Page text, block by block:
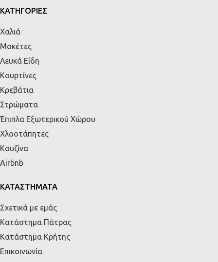
ΚΑΤΗΓΟΡΙΕΣ
Χαλιά
Μοκέτες
Λευκά Είδη
Κουρτίνες
Κρεβάτια
Στρώματα
Έπιπλα Εξωτερικού Χώρου
Χλοοτάπητες
Κουζίνα
Airbnb
ΚΑΤΑΣΤΗΜΑΤΑ
Σχετικά με εμάς
Κατάστημα Πάτρας
Κατάστημα Κρήτης
Επικοινωνία